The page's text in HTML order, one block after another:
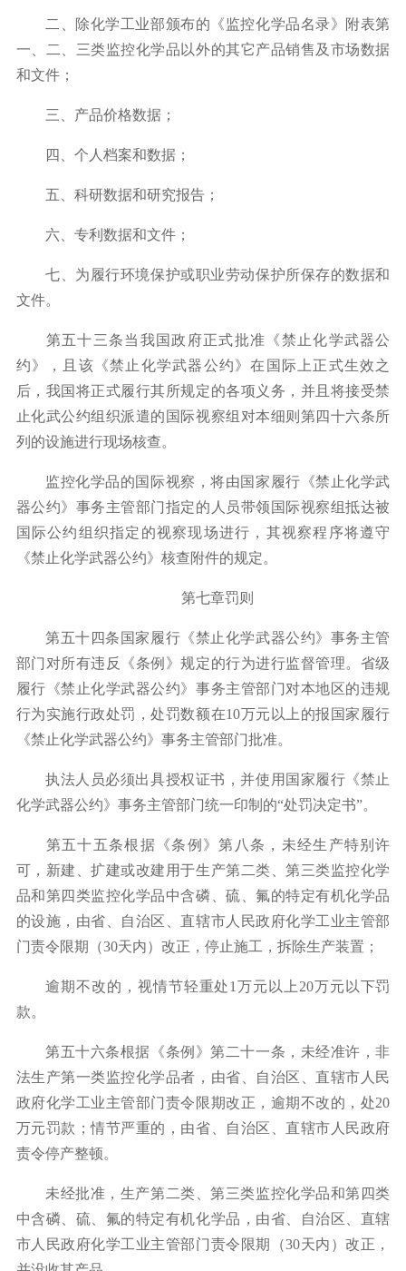
二、除化学工业部颁布的《监控化学品名录》附表第
一、二、三类监控化学品以外的其它产品销售及市场数据
和文件；
三、产品价格数据；
四、个人档案和数据；
五、科研数据和研究报告；
六、专利数据和文件；
七、为履行环境保护或职业劳动保护所保存的数据和
文件。
第五十三条当我国政府正式批准《禁止化学武器公
约》，且该《禁止化学武器公约》在国际上正式生效之
后，我国将正式履行其所规定的各项义务，并且将接受禁
止化武公约组织派遣的国际视察组对本细则第四十六条所
列的设施进行现场核查。
监控化学品的国际视察，将由国家履行《禁止化学武
器公约》事务主管部门指定的人员带领国际视察组抵达被
国际公约组织指定的视察现场进行，其视察程序将遵守
《禁止化学武器公约》核查附件的规定。
第七章罚则
第五十四条国家履行《禁止化学武器公约》事务主管
部门对所有违反《条例》规定的行为进行监督管理。省级
履行《禁止化学武器公约》事务主管部门对本地区的违规
行为实施行政处罚，处罚数额在10万元以上的报国家履行
《禁止化学武器公约》事务主管部门批准。
执法人员必须出具授权证书，并使用国家履行《禁止
化学武器公约》事务主管部门统一印制的“处罚决定书”。
第五十五条根据《条例》第八条，未经生产特别许
可，新建、扩建或改建用于生产第二类、第三类监控化学
品和第四类监控化学品中含磷、硫、氟的特定有机化学品
的设施，由省、自治区、直辖市人民政府化学工业主管部
门责令限期（30天内）改正，停止施工，拆除生产装置；
逾期不改的，视情节轻重处1 万元以上 20万元以下罚
款。
第五十六条根据《条例》第二十一条，未经准许，非
法生产第一类监控化学品者，由省、自治区、直辖市人民
政府化学工业主管部门责令限期改正，逾期不改的，处20
万元罚款；情节严重的，由省、自治区、直辖市人民政府
责令停产整顿。
未经批准，生产第二类、第三类监控化学品和第四类
中含磷、硫、氟的特定有机化学品，由省、自治区、直辖
市人民政府化学工业主管部门责令限期（30天内）改正，